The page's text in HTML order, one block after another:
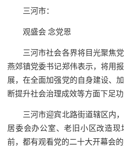
三河市：
观盛会 念党恩
三河市社会各界将目光聚焦党
燕郊镇党委书记郑伟表示，将用
展，在全面加强党的自身建设、
断提升社会治理成效等方面下足功
三河市迎宾北路街道辖区内，
居委会办公室、老旧小区改造
前，都有观看党的二十大开幕会的